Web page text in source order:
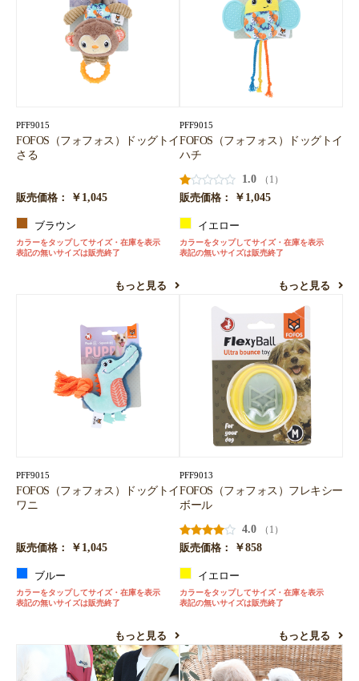
PFF9015
FOFOS（フォフォス）ドッグトイ
さる
販売価格： ￥1,045
ブラウン
カラーをタップしてサイズ・在庫を表示
表記の無いサイズは販売終了
もっと見る
PFF9015
FOFOS（フォフォス）ドッグトイ
ハチ
1.0
（1）
販売価格：
￥1,045
イエロー
カラーをタップしてサイズ・在庫を表示
表記の無いサイズは販売終了
もっと見る
PFF9015
FOFOS（フォフォス）ドッグトイ
ワニ
販売価格： ￥1,045
ブルー
カラーをタップしてサイズ・在庫を表示
表記の無いサイズは販売終了
もっと見る
PFF9013
FOFOS（フォフォス）フレキシー
ボール
4.0
（1）
販売価格：
￥858
イエロー
カラーをタップしてサイズ・在庫を表示
表記の無いサイズは販売終了
もっと見る